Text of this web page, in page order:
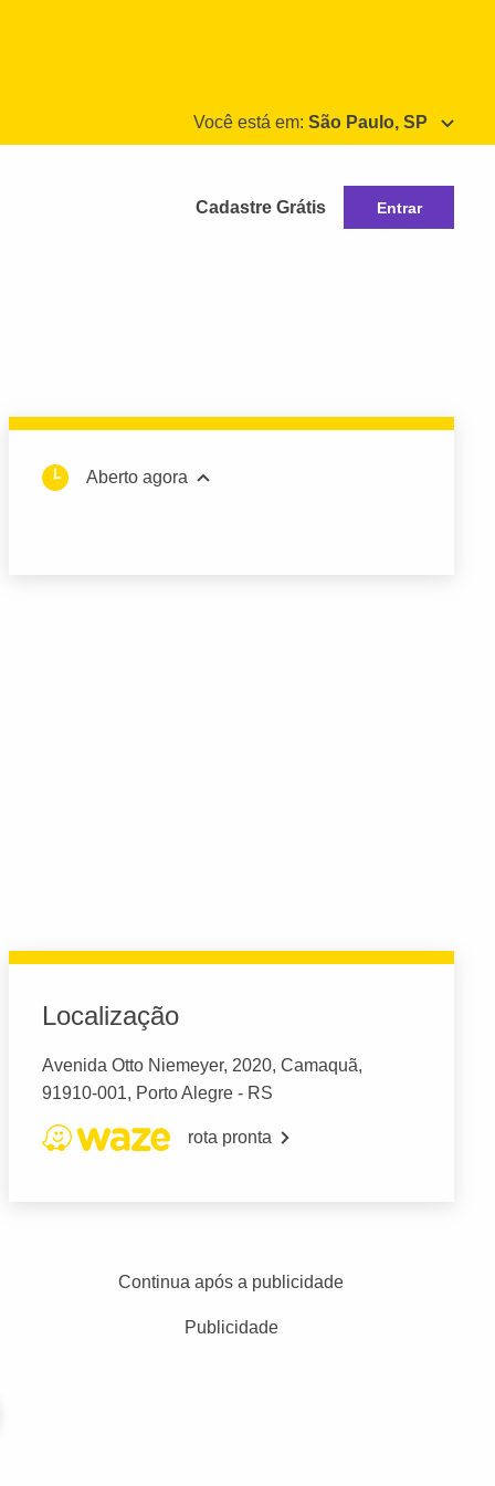
Você está em: São Paulo, SP
Cadastre Grátis Entrar
Aberto agora
Localização
Avenida Otto Niemeyer, 2020, Camaquã,
91910-001, Porto Alegre - RS
rota pronta
Continua após a publicidade
Publicidade